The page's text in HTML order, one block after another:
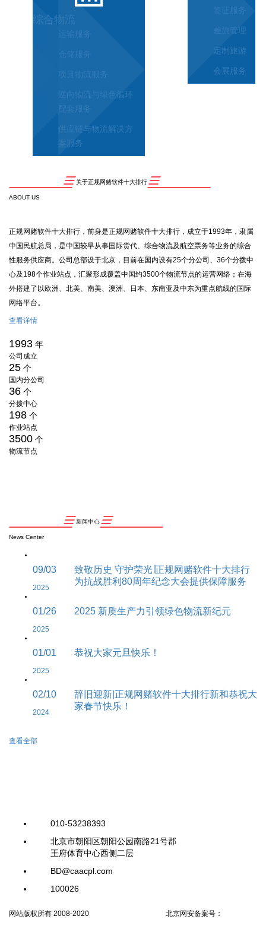
综合物流
运输服务
仓储服务
项目物流服务
逆向物流与绿色循环
配套服务
供应链与物流解决方
案服务
签证服务
差旅管理
定制旅游
会展服务
关于正规网赌软件十大排行
ABOUT US
正规网赌软件十大排行，前身是正规网赌软件十大排行，成立于1993年，隶属
中国民航总局，是中国较早从事国际货代、综合物流及航空票务等业务的综合
性服务供应商。公司总部设于北京，目前在国内设有25个分公司、36个分拨中
心及198个作业站点，汇聚形成覆盖中国约3500个物流节点的运营网络；在海
外搭建了以欧洲、北美、南美、澳洲、日本、东南亚及中东为重点航线的国际
网络平台。
查看详情
1993 年
公司成立
25 个
国内分公司
36 个
分拨中心
198 个
作业站点
3500 个
物流节点
新闻中心
News Center
09/03
2025
致敬历史 守护荣光∣正规网赌软件十大排行
为抗战胜利80周年纪念大会提供保障服务
01/26
2025
2025 新质生产力引领绿色物流新纪元
01/01
2025
恭祝大家元旦快乐！
02/10
2024
辞旧迎新|正规网赌软件十大排行新和恭祝大
家春节快乐！
查看全部
010-53238393
北京市朝阳区朝阳公园南路21号郡
王府体育中心西侧二层
BD@caacpl.com
100026
网站版权所有 2008-2020 北京网安备案号：